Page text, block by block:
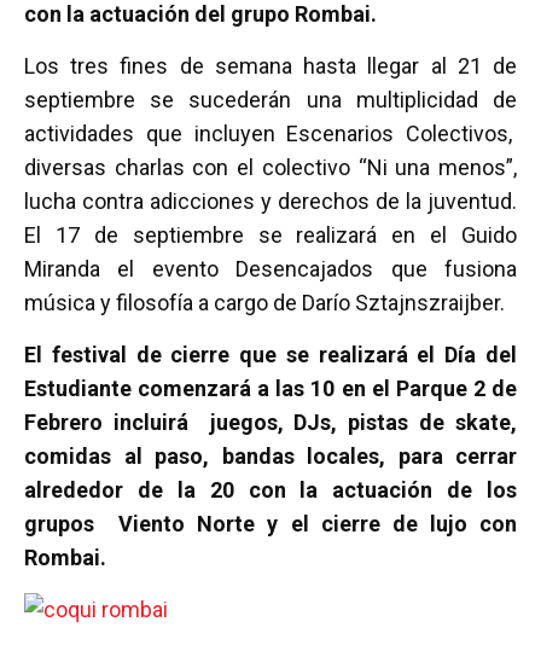
con la actuación del grupo Rombai.
Los tres fines de semana hasta llegar al 21 de
septiembre se sucederán una multiplicidad de
actividades que incluyen Escenarios Colectivos,
diversas charlas con el colectivo “Ni una menos”,
lucha contra adicciones y derechos de la juventud.
El 17 de septiembre se realizará en el Guido
Miranda el evento Desencajados que fusiona
música y filosofía a cargo de Darío Sztajnszraijber.
El festival de cierre que se realizará el Día del
Estudiante comenzará a las 10 en el Parque 2 de
Febrero incluirá juegos, DJs, pistas de skate,
comidas al paso, bandas locales, para cerrar
alrededor de la 20 con la actuación de los
grupos Viento Norte y el cierre de lujo con
Rombai.